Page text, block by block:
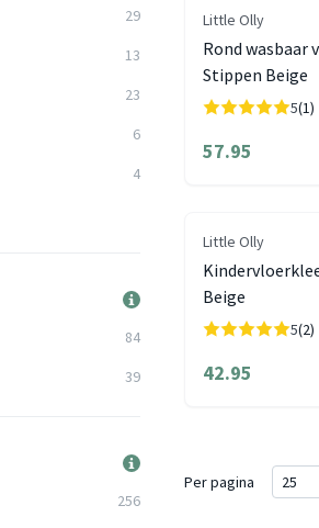
29
13
23
6
4
84
39
256
Little Olly
Rond wasbaar
Stippen Beige
5(1)
57.95
Little Olly
Beige
5(2)
42.95
Per pagina